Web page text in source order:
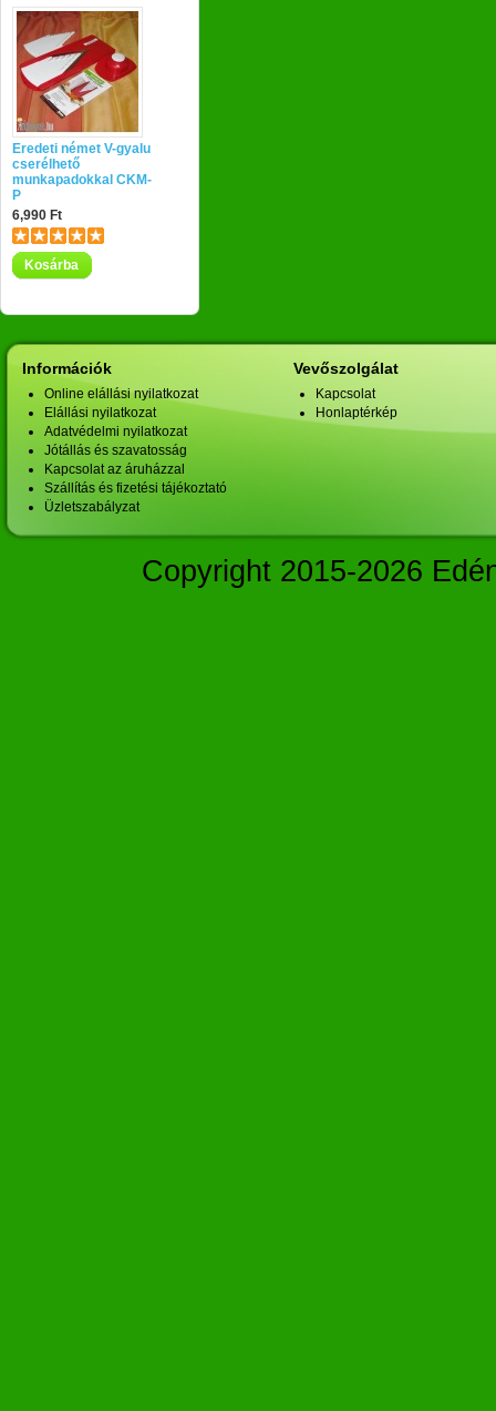
Eredeti német V-gyalu
cserélhető
munkapadokkal CKM-
P
6,990 Ft
Kosárba
Információk
Online elállási nyilatkozat
Elállási nyilatkozat
Adatvédelmi nyilatkozat
Jótállás és szavatosság
Kapcsolat az áruházzal
Szállítás és fizetési tájékoztató
Üzletszabályzat
Vevőszolgálat
Kapcsolat
Honlaptérkép
Copyright 2015-2026